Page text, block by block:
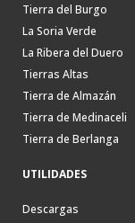
Tierra del Burgo
La Soria Verde
La Ribera del Duero
Tierras Altas
Tierra de Almazán
Tierra de Medinaceli
Tierra de Berlanga
UTILIDADES
Descargas